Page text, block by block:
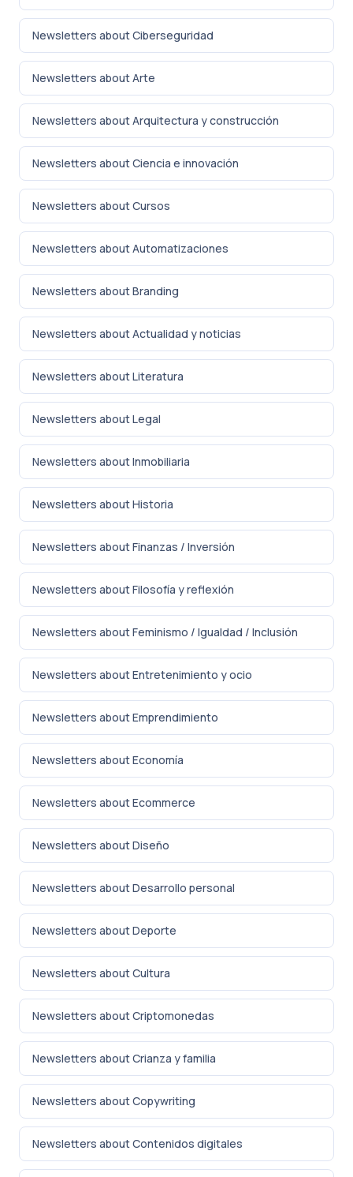
Newsletters about Ciberseguridad
Newsletters about Arte
Newsletters about Arquitectura y construcción
Newsletters about Ciencia e innovación
Newsletters about Cursos
Newsletters about Automatizaciones
Newsletters about Branding
Newsletters about Actualidad y noticias
Newsletters about Literatura
Newsletters about Legal
Newsletters about Inmobiliaria
Newsletters about Historia
Newsletters about Finanzas / Inversión
Newsletters about Filosofía y reflexión
Newsletters about Feminismo / Igualdad / Inclusión
Newsletters about Entretenimiento y ocio
Newsletters about Emprendimiento
Newsletters about Economía
Newsletters about Ecommerce
Newsletters about Diseño
Newsletters about Desarrollo personal
Newsletters about Deporte
Newsletters about Cultura
Newsletters about Criptomonedas
Newsletters about Crianza y familia
Newsletters about Copywriting
Newsletters about Contenidos digitales